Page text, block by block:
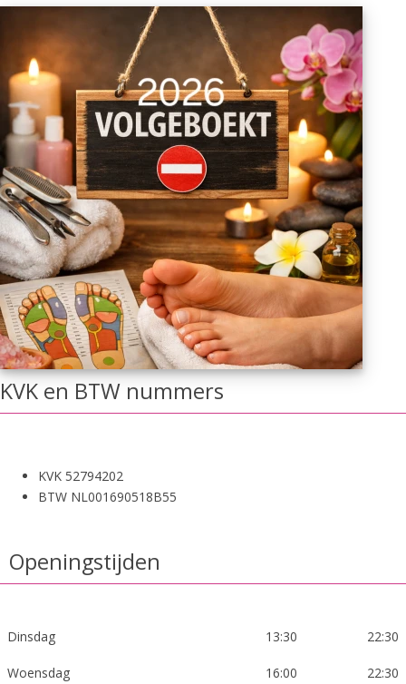
KVK en BTW nummers
KVK 52794202
BTW NL001690518B55
Openingstijden
Dinsdag 13:30 22:30
Woensdag 16:00 22:30